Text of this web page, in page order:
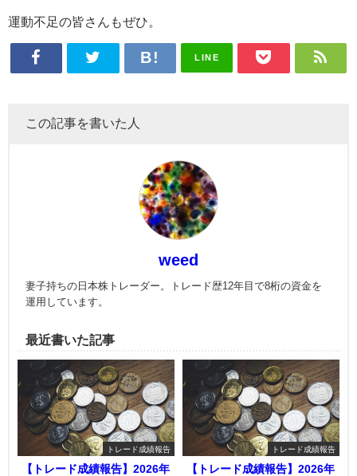
運動不足の皆さんもぜひ。
LINE
この記事を書いた人
weed
妻子持ちの日本株トレーダー。トレード歴12年目で8桁の資金を
運用しています。
最近書いた記事
トレード成績報告
【トレード成績報告】2026年
トレード成績報告
【トレード成績報告】2026年